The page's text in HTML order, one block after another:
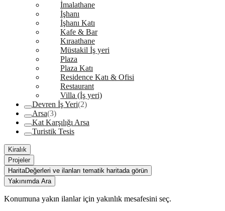
İmalathane
İşhanı
İşhanı Katı
Kafe & Bar
Kıraathane
Müstakil İş yeri
Plaza
Plaza Katı
Residence Katı & Ofisi
Restaurant
Villa (İş yeri)
Devren İş Yeri(2)
Arsa(3)
Kat Karşılığı Arsa
Turistik Tesis
Kiralık
Projeler
HaritaDeğerleri ve ilanları tematik haritada görün
Yakınımda Ara
Konumuna yakın ilanlar için yakınlık mesafesini seç.